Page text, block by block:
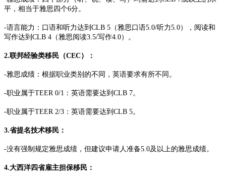
平，相当于雅思四个6分。
-语言能力：口语和听力达到CLB 5（雅思口语5.0/听力5.0），阅读和
写作达到CLB 4（雅思阅读3.5/写作4.0）。
2.联邦经验类移民（CEC）：
-雅思成绩：根据职业类别的不同，英语要求有所不同。
-职业属于TEER 0/1：英语需要达到CLB 7。
-职业属于TEER 2/3：英语需要达到CLB 5。
3.省提名技术移民：
-没有强制规定雅思成绩，但建议申请人准备5.0及以上的雅思成绩。
4.大西洋四省雇主担保移民：